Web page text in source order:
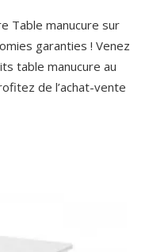
Table manucure sur
garanties ! Venez
table manucure au
de l’achat-vente